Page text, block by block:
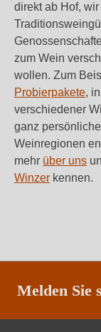
direkt ab Hof,
zum Wein
wollen. Zum
Probierpakete,
verschiedener
ganz
Weinregionen
mehr über uns
Winzer kennen.
Melden Sie